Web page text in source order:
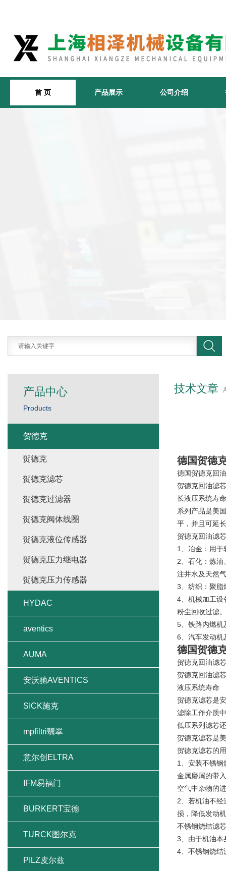
首 页 产品展示 公司介绍
技术文章
德国贺德
德国贺德克回
贺德克回油滤
长液压系统寿
系列产品是美
平，并且可延
贺德克回油滤
1、冶金：用
2、石化：炼
注井水及天然
3、纺织：聚脂
4、机械加工设
粉尘回收过滤。
5、铁路内燃机
6、汽车发动机
德国贺德
贺德克回油滤
贺德克回油滤
液压系统寿命
贺德克滤芯是
滤除工作介质
低压系列滤芯
贺德克滤芯是
贺德克滤芯的
1、安装不锈
金属磨屑的带
空气中杂物的
2、若机油不
损，降低发动
不锈钢烧结滤
3、由于机油本
4、不锈钢烧结
产品中心
Products
贺德克
贺德克
贺德克滤芯
贺德克过滤器
贺德克阀体线圈
贺德克液位传感器
贺德克压力继电器
贺德克压力传感器
HYDAC
aventics
AUMA
安沃驰AVENTICS
SICK施克
mpfiltri翡翠
意尔创ELTRA
IFM易福门
BURKERT宝德
TURCK图尔克
PILZ皮尔兹